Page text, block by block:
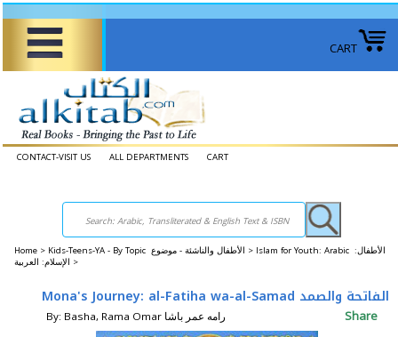
CART
CONTACT-VISIT US ALL DEPARTMENTS CART
Home > Kids-Teens-YA - By Topic الأطفال والناشئة - موضوع > Islam for Youth: Arabic الأطفال:
الإسلام: العربية >
Mona's Journey: al-Fatiha wa-al-Samad الفاتحة والصمد
By: Basha, Rama Omar رامه عمر باشا Share